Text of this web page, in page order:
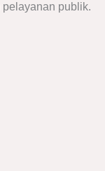
publik.